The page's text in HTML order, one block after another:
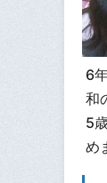
6
和
5
め